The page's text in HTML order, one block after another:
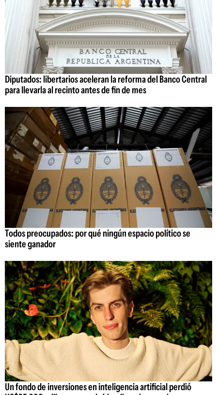
Diputados: libertarios aceleran la reforma del Banco Central
para llevarla al recinto antes de fin de mes
Todos preocupados: por qué ningún espacio político se
siente ganador
Un fondo de inversiones en inteligencia artificial perdió